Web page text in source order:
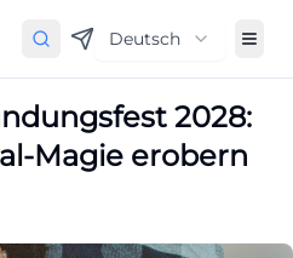
Deutsch
2028:
Magie erobern